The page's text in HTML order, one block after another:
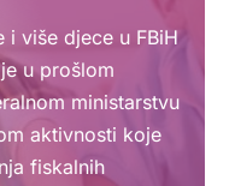
više djece u FBiH
u prošlom
ministarstvu
aktivnosti koje
fiskalnih